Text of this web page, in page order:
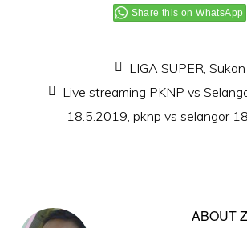
Share this on WhatsApp
LIGA SUPER, Sukan
Live streaming PKNP vs
18.5.2019, pknp vs selangor
ABOUT